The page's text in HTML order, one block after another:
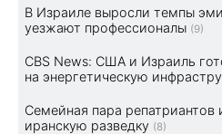
В Израиле выросли темпы
уезжают профессионалы (9)
CBS News: США и Израиль
на энергетическую
Семейная пара репатриантов
иранскую разведку (8)